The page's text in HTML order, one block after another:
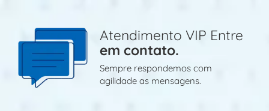
Atendimento VIP Entre
em contato.
Sempre respondemos com
agilidade as mensagens.